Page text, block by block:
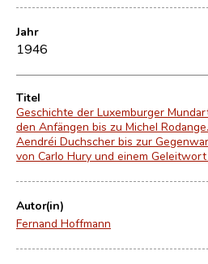
Jahr
1946
Titel
Geschichte der Luxemburger
den Anfängen bis zu Michel
Aendréi Duchscher bis zur
von Carlo Hury und einem
Autor(in)
Fernand Hoffmann